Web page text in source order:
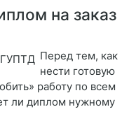
на заказ
Перед тем, как
нести готовую
работу по всем
ли диплом нужному